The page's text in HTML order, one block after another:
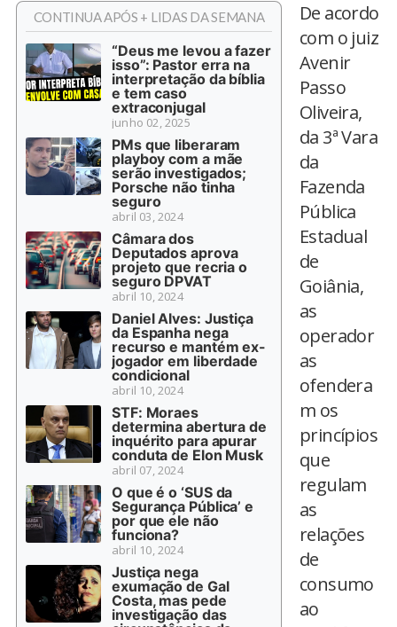
CONTINUA APÓS + LIDAS DA SEMANA
“Deus me levou a fazer
isso”: Pastor erra na
interpretação da bíblia
e tem caso
extraconjugal
junho 02, 2025
PMs que liberaram
playboy com a mãe
serão investigados;
Porsche não tinha
seguro
abril 03, 2024
Câmara dos
Deputados aprova
projeto que recria o
seguro DPVAT
abril 10, 2024
Daniel Alves: Justiça
da Espanha nega
recurso e mantém ex-
jogador em liberdade
condicional
abril 10, 2024
STF: Moraes
determina abertura de
inquérito para apurar
conduta de Elon Musk
abril 07, 2024
O que é o ‘SUS da
Segurança Pública’ e
por que ele não
funciona?
abril 10, 2024
Justiça nega
exumação de Gal
Costa, mas pede
investigação das
De acordo
com o juiz
Avenir
Passo
Oliveira,
da 3ª Vara
da
Fazenda
Pública
Estadual
de
Goiânia,
as
operador
as
ofendera
m os
princípios
que
regulam
as
relações
de
consumo
ao